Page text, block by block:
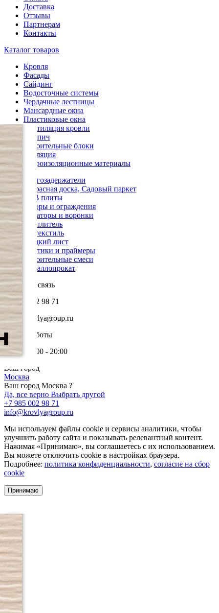
Доставка
Отзывы
Партнерам
Контакты
Каталог товаров
Кровля
Фасады
Сайдинг
Водосточные системы
Чердачные лестницы
Мансардные окна
Пластиковые окна
Вентиляция кровли
Кирпич
Строительные блоки
Изоляция
Гидроизоляционные материалы
Снегозадержатели
Террасная доска, Садовый паркет
OSB плиты
Заборы и ограждения
Аэраторы и воронки
Утеплитель
Геотекстиль
Гладкий лист
Мастики и праймеры
Строительные смеси
Металлопрокат
Обратная связь
+7 985 002 98 71
info@krovlyagroup.ru
Режим работы
Пн-Пт: 9:00 - 20:00
Ваш город
Москва
Ваш город Москва ?
Да, все верно Выбрать другой
+7 985 002 98 71
info@krovlyagroup.ru
Мы используем файлы cookie и сервисы аналитики, чтобы
улучшить работу сайта и показывать релевантный контент.
Нажимая «Принимаю», вы соглашаетесь с их использованием.
Вы можете отключить cookie в настройках браузера.
Подробнее: политика конфиденциальности, согласие на сбор
cookie
Принимаю